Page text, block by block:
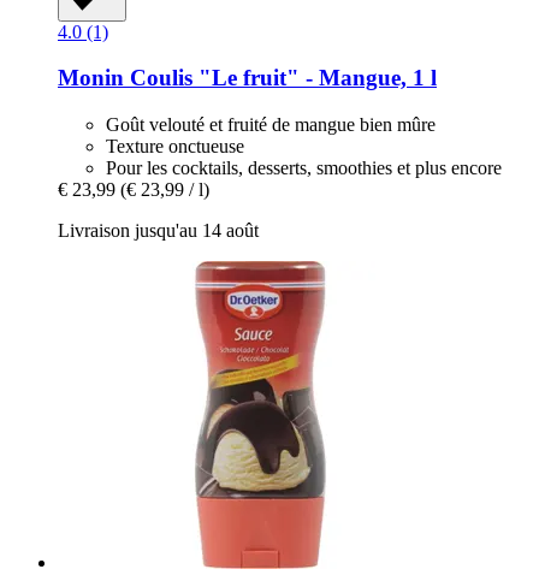
4.0 (1)
Monin Coulis "Le fruit" -​ Mangue, 1 l
Goût velouté et fruité de mangue bien mûre
Texture onctueuse
Pour les cocktails, desserts, smoothies et plus encore
€ 23,99 (€ 23,99 / l)
Livraison jusqu'au 14 août